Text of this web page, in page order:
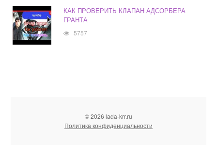
КАК ПРОВЕРИТЬ КЛАПАН АДСОРБЕРА
ГРАНТА
5757
© 2026 lada-krr.ru
Политика конфиденциальности